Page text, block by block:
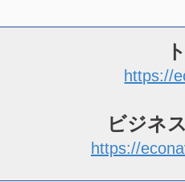
https://
ビジネ
https://